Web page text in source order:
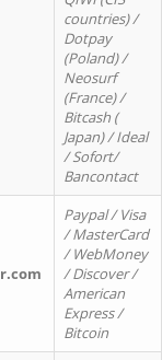
countries) /
Dotpay
(Poland) /
Neosurf
(France) /
Bitcash (
Japan) / Ideal
/ Sofort/
Bancontact
Paypal / Visa
/ MasterCard
/ WebMoney
/ Discover /
American
Express /
Bitcoin